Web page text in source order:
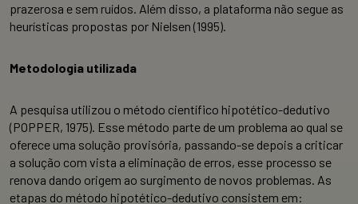
prazerosa e sem ruídos. Além disso, a plataforma não segue as
heurísticas propostas por Nielsen (1995).
Metodologia utilizada
A pesquisa utilizou o método científico hipotético-dedutivo
(POPPER, 1975). Esse método parte de um problema ao qual se
oferece uma solução provisória, passando-se depois a criticar
a solução com vista a eliminação de erros, esse processo se
renova dando origem ao surgimento de novos problemas. As
etapas do método hipotético-dedutivo consistem em: